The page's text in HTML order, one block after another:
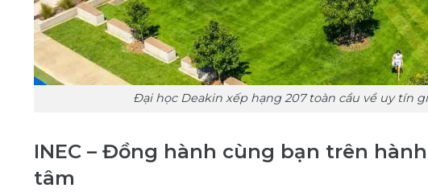
Đại học Deakin xếp hạng 207 toàn cầu về uy tín
INEC – Đồng hành cùng bạn trên
tâm